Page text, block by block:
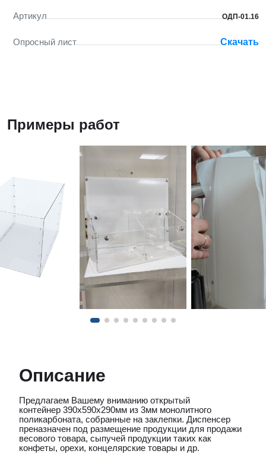
Артикул ОДП-01.16
Опросный лист Скачать
Примеры работ
Описание
Предлагаем Вашему вниманию открытый
контейнер 390х590х290мм из 3мм монолитного
поликарбоната, собранные на заклепки. Диспенсер
преназначен под размещение продукции для продажи
весового товара, сыпучей продукции таких как
конфеты, орехи, концелярские товары и др.